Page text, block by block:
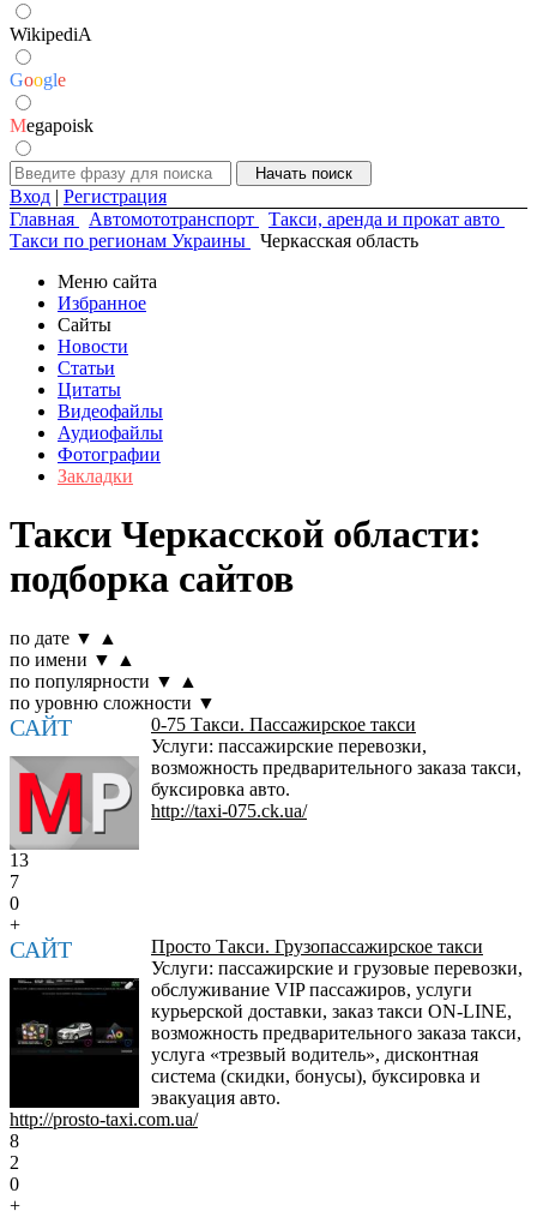
WikipediA
Google
Megapoisk
Вход | Регистрация
Главная
Автомототранспорт
Такси, аренда и прокат авто
Такси по регионам Украины
Черкасская область
Меню сайта
Избранное
Сайты
Новости
Статьи
Цитаты
Видеофайлы
Аудиофайлы
Фотографии
Закладки
Такси Черкасской области:
подборка сайтов
по дате ▼
▲
по имени ▼
▲
по популярности ▼
▲
по уровню сложности ▼
САЙТ
0-75 Такси. Пассажирское такси
Услуги: пассажирские перевозки,
возможность предварительного заказа такси,
буксировка авто.
http://taxi-075.ck.ua/
13
7
0
+
САЙТ
Просто Такси. Грузопассажирское такси
Услуги: пассажирские и грузовые перевозки,
обслуживание VIP пассажиров, услуги
курьерской доставки, заказ такси ON-LINE,
возможность предварительного заказа такси,
услуга «трезвый водитель», дисконтная
система (скидки, бонусы), буксировка и
эвакуация авто.
http://prosto-taxi.com.ua/
8
2
0
+